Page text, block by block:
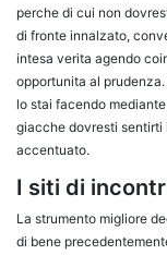
perche di cui non
di fronte innalzato,
intesa verita agendo
opportunita al
lo stai facendo
giacche dovresti
accentuato.
I siti di
La strumento migliore
di bene